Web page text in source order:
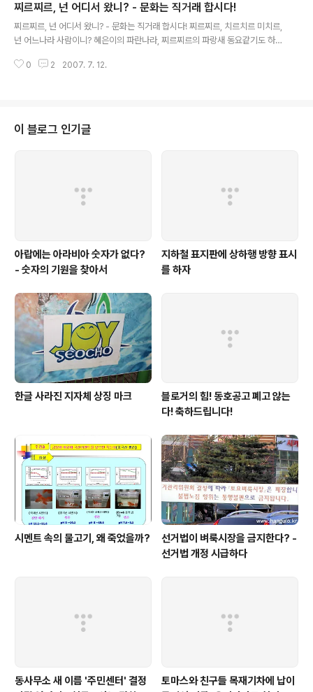
어떤 서비스를 관리하고 있다. 내가 하는 일은 전반적인 웹사이트의 기획, 업무
적인 기획 등등 여러가지 일이다. 웹사이트의 보안 테스트나 VISTA 호환성 테
스트 등등도 진행한다. 그 부서의 어느 위탁기관에서는... 정보보호에 대한 조치
찌르찌르, 넌 어디서 왔니? - 문화는 직거래 합시다!
찌르찌르, 넌 어디서 왔니? - 문화는 직거래 합시다! 찌르찌르, 치르치르 미치르,
넌 어느나라 사람이니? 혜은이의 파란나라, 찌르찌르의 파랑새 동요같기도 하
나오고 있는 바로 그 노래! 일단 감상하자! 혜은이 - 파란나라 (정식으로 돈 주고
네... 그러고 말았다. 그런데, 파랑새란 소설(동화?)을 읽고나니, 그게 아니란 것
을 알았다. 파랑새에 나오는 남매의 이름이 "치르치르, 미치르"였던..
0 2 2007. 7. 12.
이 블로그 인기글
아랍에는 아라비아 숫자가 없다?
- 숫자의 기원을 찾아서
지하철 표지판에 상하행 방향 표시
를 하자
한글 사라진 지자체 상징 마크
블로거의 힘! 동호공고 폐고 않는
다! 축하드립니다!
시멘트 속의 물고기, 왜 죽었을까?
선거법이 벼룩시장을 금지한다? -
선거법 개정 시급하다
동사무소 새 이름 '주민센터' 결정
토마스와 친구들 목재기차에 납이